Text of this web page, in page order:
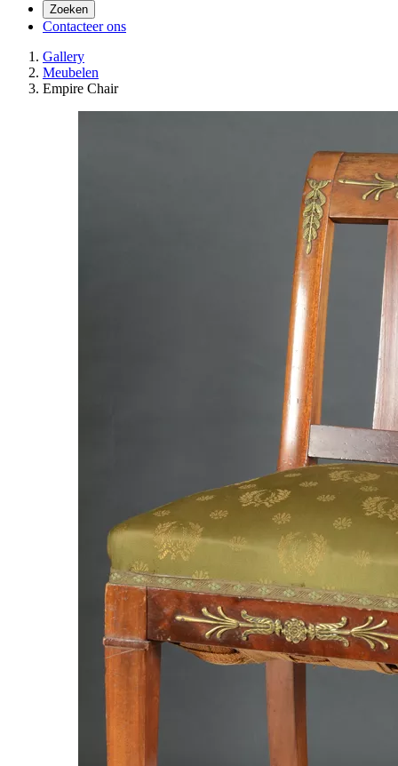
Zoeken
Contacteer ons
Gallery
Meubelen
Empire Chair